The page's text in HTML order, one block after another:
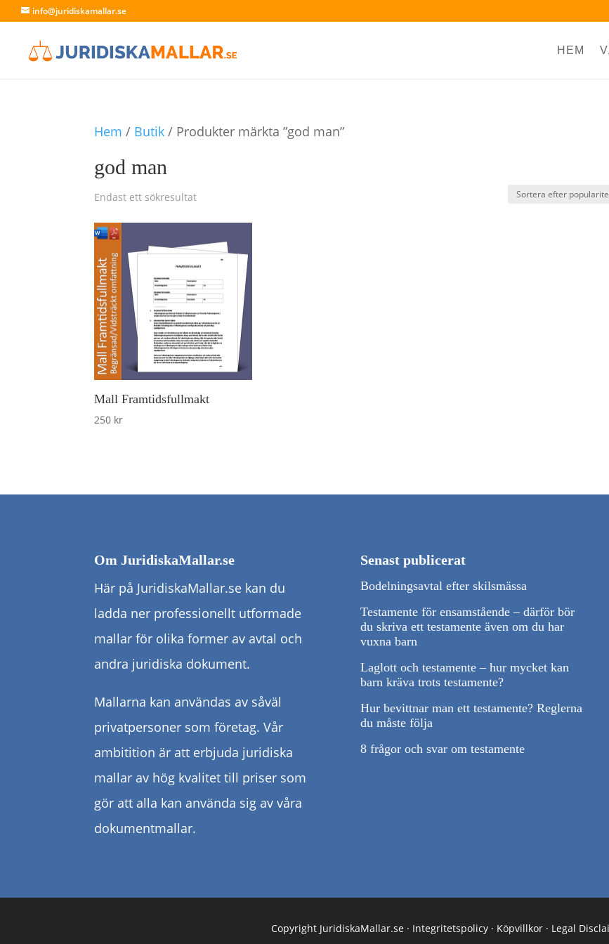
info@juridiskamallar.se
HEM
Hem / Butik / Produkter märkta ”god man”
god man
Endast ett sökresultat
Mall Framtidsfullmakt
250 kr
Om JuridiskaMallar.se
Här på JuridiskaMallar.se kan du
ladda ner professionellt utformade
mallar för olika former av avtal och
andra juridiska dokument.
Mallarna kan användas av såväl
privatpersoner som företag. Vår
ambitition är att erbjuda juridiska
mallar av hög kvalitet till priser som
gör att alla kan använda sig av våra
dokumentmallar.
Senast publicerat
Bodelningsavtal efter skilsmässa
Testamente för ensamstående – därför bör
du skriva ett testamente även om du har
vuxna barn
Laglott och testamente – hur mycket kan
barn kräva trots testamente?
Hur bevittnar man ett testamente? Reglerna
du måste följa
8 frågor och svar om testamente
Copyright JuridiskaMallar.se · Integritetspolicy · Köpvillkor · Legal